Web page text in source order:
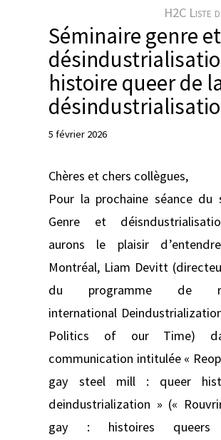
r
H2C Liste
Séminaire genre et
histoire queer de
5 février 2026
Chères et chers collègues,
Pour la prochaine séance du
Genre et
aurons le plaisir
Montréal, Liam Devitt
du programme de
international
Politics of our Time)
communication intitulée «
gay steel mill : queer
deindustrialization » («
gay : histoires